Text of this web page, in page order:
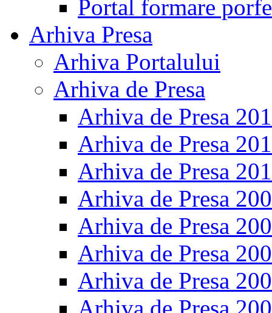
Portal formare
Arhiva Presa
Arhiva Portalului
Arhiva de Presa
Arhiva de Presa
Arhiva de Presa
Arhiva de Presa
Arhiva de Presa
Arhiva de Presa
Arhiva de Presa
Arhiva de Presa
Arhiva de Presa